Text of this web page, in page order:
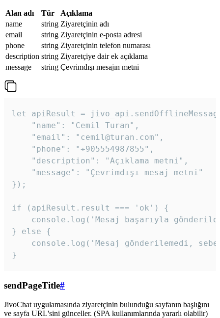
Alan adı Tür
Açıklama
name
string Ziyaretçinin adı
email
string Ziyaretçinin e-posta adresi
phone
string Ziyaretçinin telefon numarası
description string Ziyaretçiye dair ek açıklama
message
string Çevrimdışı mesajın metni
let apiResult =
    "name": "Cemil Turan",
    "email": "cemil@turan.com",
    "phone": "+905554987855",
    "description": "Açıklama metni",
    "message": "Çevrimdışı mesaj metni"
});
if (apiResult.result === 'ok') {
console.log('Mesaj başarıyla
} else {
console.log('Mesaj gönderilemedi,
}
sendPageTitle#
JivoChat uygulamasında ziyaretçinin bulunduğu sayfanın başlığını
ve sayfa URL'sini günceller. (SPA kullanımlarında yararlı olabilir)